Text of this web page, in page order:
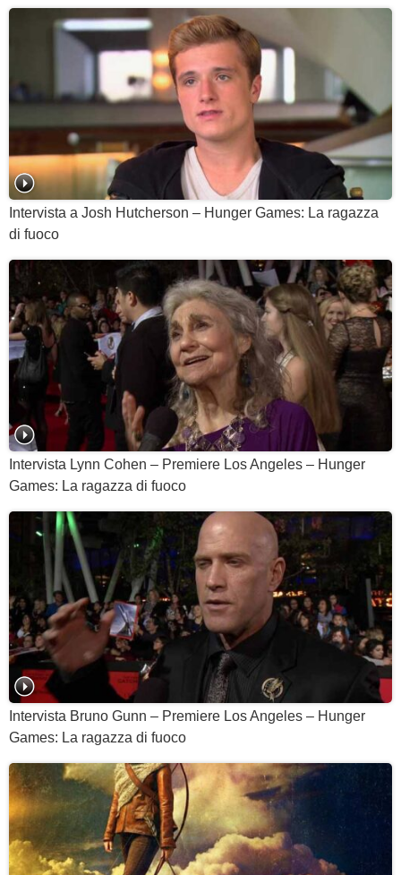
Intervista a Josh Hutcherson – Hunger Games: La ragazza
di fuoco
Intervista Lynn Cohen – Premiere Los Angeles – Hunger
Games: La ragazza di fuoco
Intervista Bruno Gunn – Premiere Los Angeles – Hunger
Games: La ragazza di fuoco